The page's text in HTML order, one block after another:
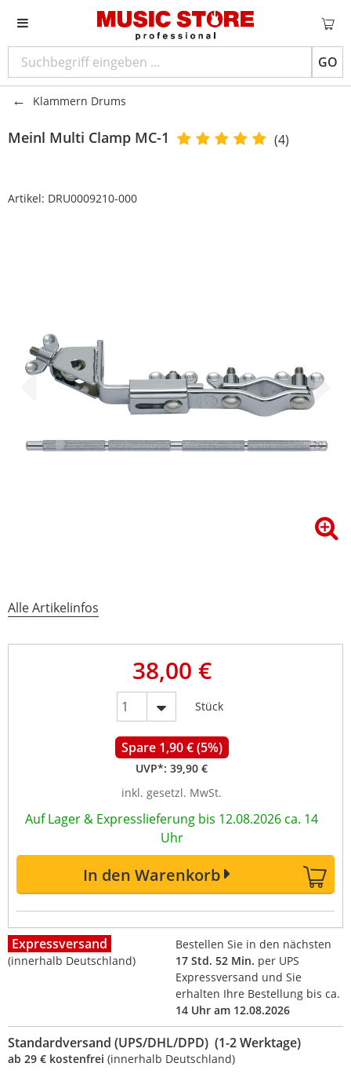
GO
Klammern Drums
Meinl Multi Clamp MC-1 (4)
Artikel: DRU0009210-000
Alle Artikelinfos
38,00 €
Stück
Spare 1,90 € (5%)
UVP*: 39,90 €
inkl. gesetzl. MwSt.
Auf Lager & Expresslieferung bis 12.08.2026 ca. 14
Uhr
In den Warenkorb
Expressversand
(innerhalb Deutschland)
Bestellen Sie in den nächsten
17 Std. 52 Min. per UPS
Expressversand und Sie
erhalten Ihre Bestellung bis ca.
14 Uhr am 12.08.2026
Standardversand (UPS/DHL/DPD) (1-2 Werktage)
ab 29 € kostenfrei (innerhalb Deutschland)